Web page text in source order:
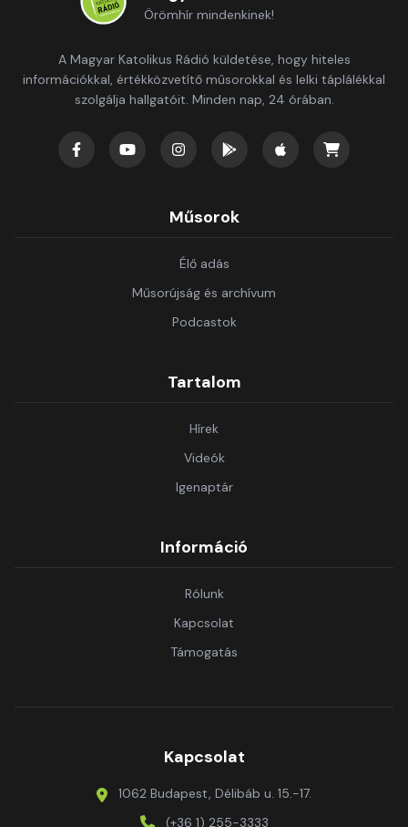
Örömhír mindenkinek!
A Magyar Katolikus Rádió küldetése, hogy hiteles
információkkal, értékközvetítő műsorokkal és lelki táplálékkal
szolgálja hallgatóit. Minden nap, 24 órában.
Műsorok
Élő adás
Műsorújság és archívum
Podcastok
Tartalom
Hírek
Videók
Igenaptár
Információ
Rólunk
Kapcsolat
Támogatás
Kapcsolat
1062 Budapest, Délibáb u. 15.-17.
(+36 1) 255-3333